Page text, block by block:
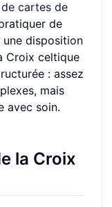
cartes de
de
disposition
Croix celtique
: assez
mais
avec soin.
la Croix